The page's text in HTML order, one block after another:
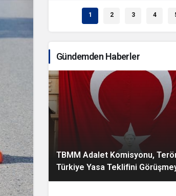
1 2 3 4
Gündemden Haberler
TBMM Adalet Komisyonu,
Türkiye Yasa Teklifini
Başladı